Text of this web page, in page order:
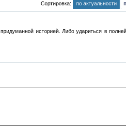
Сортировка: по актуальности
историей. Либо удариться в